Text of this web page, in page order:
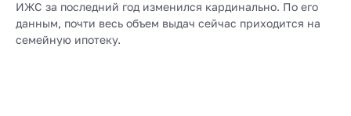
ИЖС за последний год изменился кардинально. По его
данным, почти весь объем выдач сейчас приходится на
семейную ипотеку.